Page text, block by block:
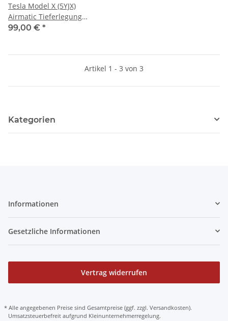
Tesla Model X (5YJX)
Airmatic Tieferlegung
Luftfahrwerk Edelstahl
99,00 € *
Artikel 1 - 3 von 3
Kategorien
Informationen
Gesetzliche Informationen
Vertrag widerrufen
* Alle angegebenen Preise sind Gesamtpreise (ggf. zzgl. Versandkosten).
Umsatzsteuerbefreit aufgrund Kleinunternehmerregelung.